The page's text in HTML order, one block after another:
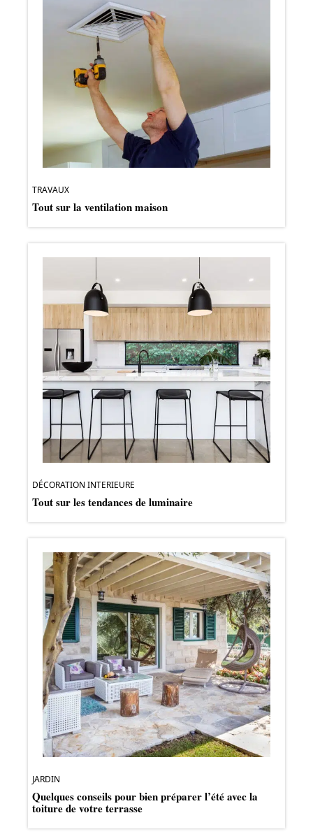
TRAVAUX
Tout sur la ventilation maison
DÉCORATION INTERIEURE
Tout sur les tendances de luminaire
JARDIN
Quelques conseils pour bien préparer l’été avec la
toiture de votre terrasse